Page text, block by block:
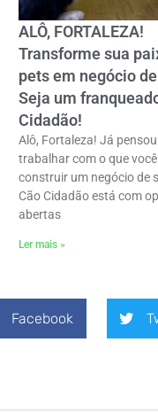
ALÔ, FORTALEZA!
Transforme sua
pets em negócio
Seja um
Cidadão!
Alô, Fortaleza! Já
trabalhar com o que
construir um negócio de
Cão Cidadão está com
abertas
Ler mais »
Facebook